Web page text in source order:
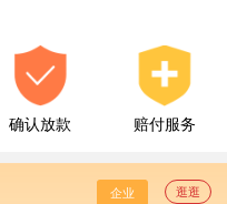
确认放款 赔付服务
企业 逛逛